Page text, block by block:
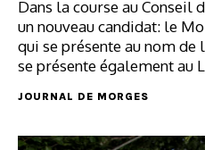
Dans la course au Conseil
un nouveau candidat: le
qui se présente au nom
se présente également au
JOURNAL DE MORGES